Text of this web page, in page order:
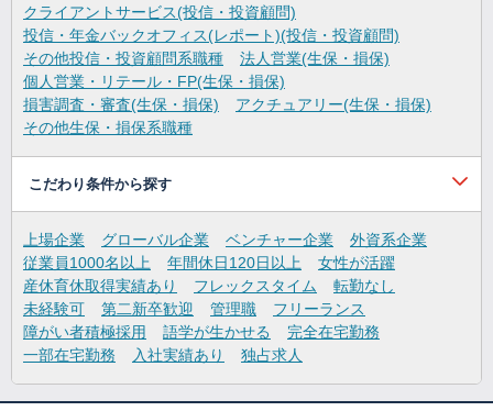
クライアントサービス(投信・投資顧問)
投信・年金バックオフィス(レポート)(投信・投資顧問)
その他投信・投資顧問系職種
法人営業(生保・損保)
個人営業・リテール・FP(生保・損保)
損害調査・審査(生保・損保)
アクチュアリー(生保・損保)
その他生保・損保系職種
こだわり条件から探す
上場企業 グローバル企業 ベンチャー企業
外資系企業
従業員1000名以上
年間休日120日以上
女性が活躍
産休育休取得実績あり
フレックスタイム
転勤なし
未経験可
第二新卒歓迎 管理職
フリーランス
障がい者積極採用
語学が生かせる
完全在宅勤務
一部在宅勤務
入社実績あり 独占求人